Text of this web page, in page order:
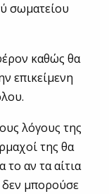
σωματείου
καθώς θα
επικείμενη
λόγους της
της θα
αν τα αίτια
δεν μπορούσε